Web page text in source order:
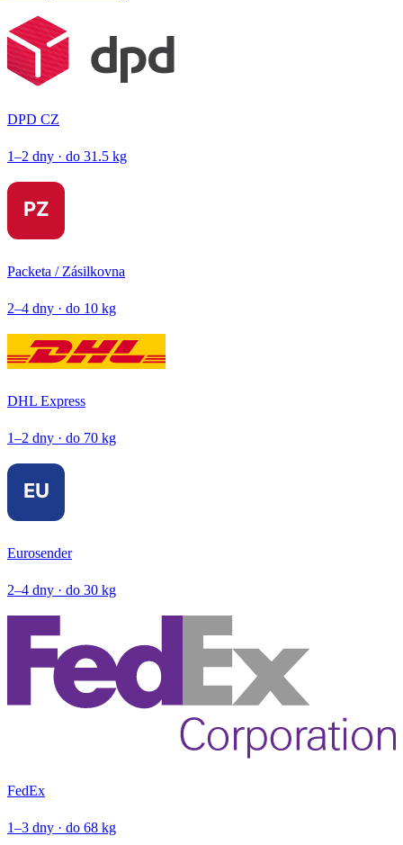
DPD CZ
1–2 dny · do 31.5 kg
Packeta / Zásilkovna
2–4 dny · do 10 kg
DHL Express
1–2 dny · do 70 kg
Eurosender
2–4 dny · do 30 kg
FedEx
1–3 dny · do 68 kg